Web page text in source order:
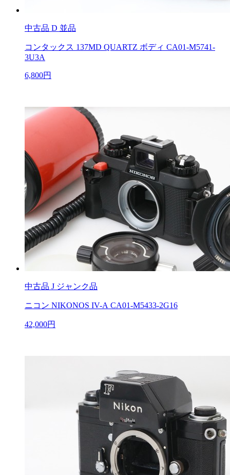
中古品 D 並品
コンタックス 137MD QUARTZ ボディ CA01-M5741-
3U3A
6,800円
中古品 J ジャンク品
ニコン NIKONOS IV-A CA01-M5433-2G16
42,000円